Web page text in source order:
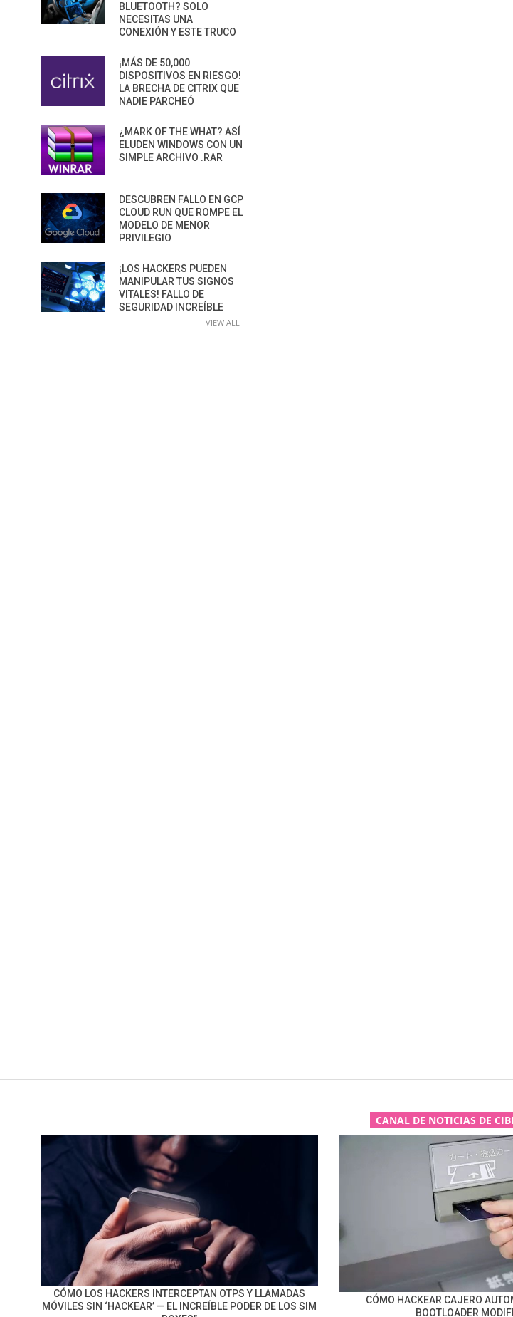
BLUETOOTH? SOLO
NECESITAS UNA
CONEXIÓN Y ESTE TRUCO
¡MÁS DE 50,000
DISPOSITIVOS EN RIESGO!
LA BRECHA DE CITRIX QUE
NADIE PARCHEÓ
¿MARK OF THE WHAT? ASÍ
ELUDEN WINDOWS CON UN
SIMPLE ARCHIVO .RAR
DESCUBREN FALLO EN GCP
CLOUD RUN QUE ROMPE EL
MODELO DE MENOR
PRIVILEGIO
¡LOS HACKERS PUEDEN
MANIPULAR TUS SIGNOS
VITALES! FALLO DE
SEGURIDAD INCREÍBLE
VIEW ALL
CANAL DE NOTICIAS DE
CÓMO LOS HACKERS INTERCEPTAN OTPS Y LLAMADAS
MÓVILES SIN ‘HACKEAR’ — EL INCREÍBLE PODER DE LOS SIM
CÓMO HACKEAR CAJERO
BOOTLOADER